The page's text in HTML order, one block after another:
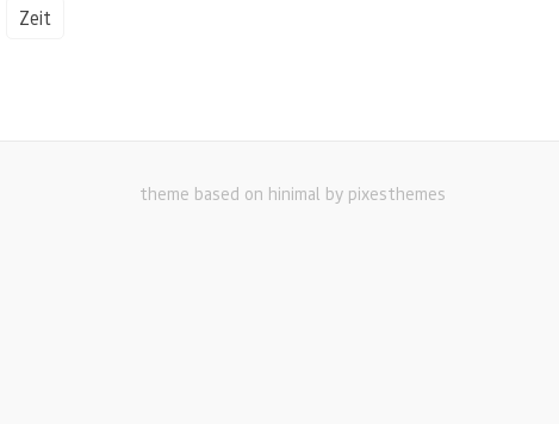
Zeit
theme based on hinimal by pixesthemes